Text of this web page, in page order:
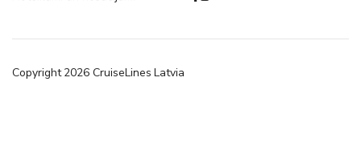
Copyright2026 CruiseLines Latvia